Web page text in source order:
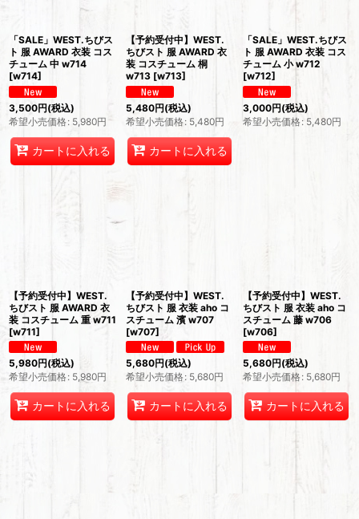
「SALE」WEST.ちびス
ト 服 AWARD 衣装 コス
チューム 中 w714
[w714]
3,500円(税込)
希望小売価格: 5,980円
カートに入れる
【予約受付中】WEST.
ちびスト 服 AWARD 衣
装 コスチューム 桐
w713 [w713]
5,480円(税込)
希望小売価格: 5,480円
カートに入れる
「SALE」WEST.ちびス
ト 服 AWARD 衣装 コス
チューム 小 w712
[w712]
3,000円(税込)
希望小売価格: 5,480円
【予約受付中】WEST.
ちびスト 服 AWARD 衣
装 コスチューム 重 w711
[w711]
5,980円(税込)
希望小売価格: 5,980円
カートに入れる
【予約受付中】WEST.
ちびスト 服 衣装 aho コ
スチューム 濱 w707
[w707]
5,680円(税込)
希望小売価格: 5,680円
カートに入れる
【予約受付中】WEST.
ちびスト 服 衣装 aho コ
スチューム 藤 w706
[w706]
5,680円(税込)
希望小売価格: 5,680円
カートに入れる